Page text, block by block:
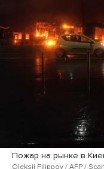
Пожар на рынке в
Oleksii Filippov / AFP /